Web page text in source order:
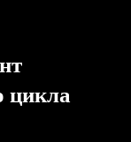
цикла